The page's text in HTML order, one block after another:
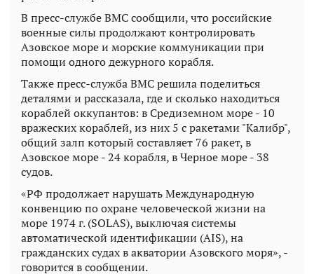
В пресс-службе ВМС сообщили, что российские
военные силы продолжают контролировать
Азовское море и морские коммуникации при
помощи одного дежурного корабля.
Также пресс-служба ВМС решила поделиться
деталями и рассказала, где и сколько находиться
кораблей оккупантов: в Средиземном море - 10
вражеских кораблей, из них 5 с ракетами "Калибр",
общий залп который составляет 76 ракет, в
Азовское море - 24 корабля, в Черное море - 38
судов.
«РФ продолжает нарушать Международную
конвенцию по охране человеческой жизни на
море 1974 г. (SOLAS), выключая системы
автоматической идентификации (AIS), на
гражданских судах в акватории Азовского моря», -
говорится в сообщении.